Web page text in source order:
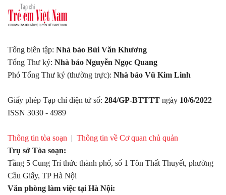
Tổng biên tập: Nhà báo Bùi Văn Khương
Tổng Thư ký: Nhà báo Nguyễn Ngọc Quang
Phó Tổng Thư ký (thường trực): Nhà báo Vũ Kim Linh
Giấy phép Tạp chí điện tử số: 284/GP-BTTTT ngày 10/6/2022
ISSN 3030 - 4989
Thông tin tòa soạn | Thông tin về Cơ quan chủ quản
Trụ sở Tòa soạn:
Tầng 5 Cung Trí thức thành phố, số 1 Tôn Thất Thuyết, phường
Cầu Giấy, TP Hà Nội
Văn phòng làm việc tại Hà Nội: